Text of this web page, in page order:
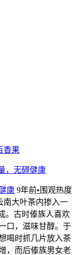
香果
康 9年前• 围观热度
大叶茶内掺入一
。古时傣族人喜欢
口，滋味甘醇。于
喝时抓几片放入茶
，而后傣族男女老